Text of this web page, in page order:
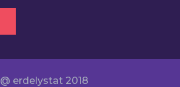
@ erdelystat 2018